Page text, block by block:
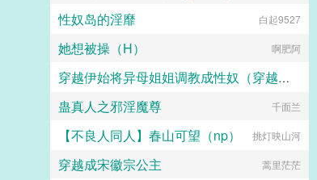
性奴岛的淫靡 白起9527
她想被操（H） 啊肥阿
穿越伊始将异母姐姐调教成性奴（穿越到异世界把高贵强大的女性征服至胯下）
dark
蛊真人之邪淫魔尊 千面兰
【不良人同人】春山可望（np） 挑灯映山河
穿越成宋徽宗公主 蒿里茫茫